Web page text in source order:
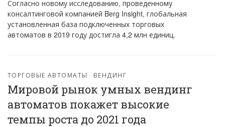
Согласно новому исследованию, проведенному
консалтинговой компанией Berg Insight, глобальная
установленная база подключенных торговых
автоматов в 2019 году достигла 4,2 млн единиц.
ТОРГОВЫЕ АВТОМАТЫ ВЕНДИНГ
Мировой рынок умных вендинг
автоматов покажет высокие
темпы роста до 2021 года